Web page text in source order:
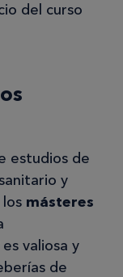
del curso
estudios de
y
másteres
valiosa y
de